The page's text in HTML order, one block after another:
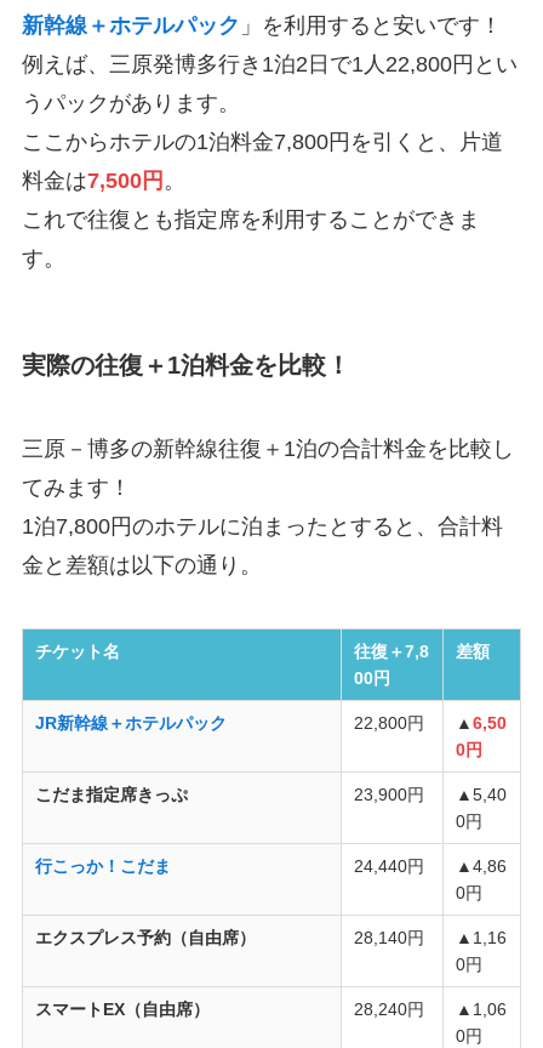
新幹線＋ホテルパック 」を利用すると安いです！
例えば、三原発博多行き1泊2日で1人22,800円とい
うパックがあります。
ここからホテルの1泊料金7,800円を引くと、片道
料金は7,500円 。
これで往復とも指定席を利用することができま
す。
実際の往復＋1泊料金を比較！
三原－博多の新幹線往復＋1泊の合計料金を比較し
てみます！
1泊7,800円のホテルに泊まったとすると、合計料
金と差額は以下の通り。
チケット名
往復＋7,8
00円
差額
JR新幹線＋ホテルパック 22,800円 ▲6,50
0円
こだま指定席きっぷ 23,900円
▲5,40
0円
行こっか！こだま 24,440円
▲4,86
0円
エクスプレス予約（自由席） 28,140円
▲1,16
0円
スマートEX（自由席） 28,240円
▲1,06
0円